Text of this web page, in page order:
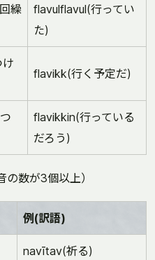
繰
flavulflavul(行ってい
た)
flavikk(行く予定だ)
flavikkin(行っている
だろう)
の数が3個以上）
例(訳語)
navītav(祈る)